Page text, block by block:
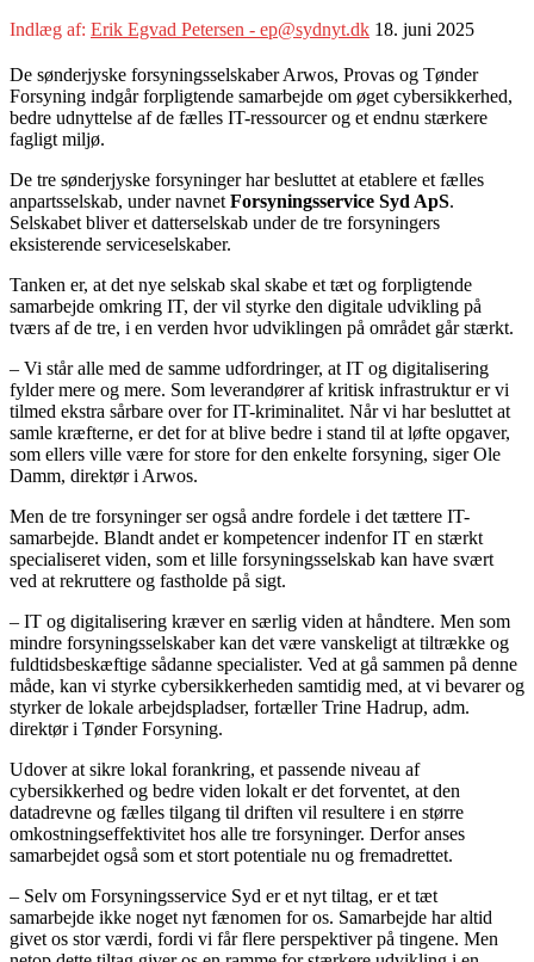
Indlæg af: Erik Egvad Petersen - ep@sydnyt.dk 18. juni 2025
De sønderjyske forsyningsselskaber Arwos, Provas og Tønder
Forsyning indgår forpligtende samarbejde om øget cybersikkerhed,
bedre udnyttelse af de fælles IT-ressourcer og et endnu stærkere
fagligt miljø.
De tre sønderjyske forsyninger har besluttet at etablere et fælles
anpartsselskab, under navnet Forsyningsservice Syd ApS.
Selskabet bliver et datterselskab under de tre forsyningers
eksisterende serviceselskaber.
Tanken er, at det nye selskab skal skabe et tæt og forpligtende
samarbejde omkring IT, der vil styrke den digitale udvikling på
tværs af de tre, i en verden hvor udviklingen på området går stærkt.
– Vi står alle med de samme udfordringer, at IT og digitalisering
fylder mere og mere. Som leverandører af kritisk infrastruktur er vi
tilmed ekstra sårbare over for IT-kriminalitet. Når vi har besluttet at
samle kræfterne, er det for at blive bedre i stand til at løfte opgaver,
som ellers ville være for store for den enkelte forsyning, siger Ole
Damm, direktør i Arwos.
Men de tre forsyninger ser også andre fordele i det tættere IT-
samarbejde. Blandt andet er kompetencer indenfor IT en stærkt
specialiseret viden, som et lille forsyningsselskab kan have svært
ved at rekruttere og fastholde på sigt.
– IT og digitalisering kræver en særlig viden at håndtere. Men som
mindre forsyningsselskaber kan det være vanskeligt at tiltrække og
fuldtidsbeskæftige sådanne specialister. Ved at gå sammen på denne
måde, kan vi styrke cybersikkerheden samtidig med, at vi bevarer og
styrker de lokale arbejdspladser, fortæller Trine Hadrup, adm.
direktør i Tønder Forsyning.
Udover at sikre lokal forankring, et passende niveau af
cybersikkerhed og bedre viden lokalt er det forventet, at den
datadrevne og fælles tilgang til driften vil resultere i en større
omkostningseffektivitet hos alle tre forsyninger. Derfor anses
samarbejdet også som et stort potentiale nu og fremadrettet.
– Selv om Forsyningsservice Syd er et nyt tiltag, er et tæt
samarbejde ikke noget nyt fænomen for os. Samarbejde har altid
givet os stor værdi, fordi vi får flere perspektiver på tingene. Men